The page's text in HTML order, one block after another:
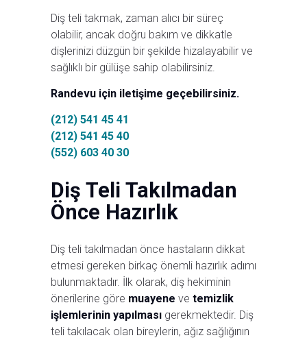
Diş teli takmak, zaman alıcı bir süreç
olabilir, ancak doğru bakım ve dikkatle
dişlerinizi düzgün bir şekilde hizalayabilir ve
sağlıklı bir gülüşe sahip olabilirsiniz.
Randevu için iletişime geçebilirsiniz.
(212) 541 45 41
(212) 541 45 40
(552) 603 40 30
Diş Teli Takılmadan
Önce Hazırlık
Diş teli takılmadan önce hastaların dikkat
etmesi gereken birkaç önemli hazırlık adımı
bulunmaktadır. İlk olarak, diş hekiminin
önerilerine göre muayene ve temizlik
işlemlerinin yapılması gerekmektedir. Diş
teli takılacak olan bireylerin, ağız sağlığının